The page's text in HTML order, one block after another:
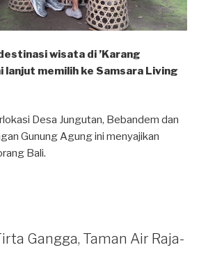
wisata di ’Karang
lanjut memilih ke Samsara Living
Desa Jungutan, Bebandem dan
Gunung Agung ini menyajikan
Bali.
Gangga, Taman Air Raja-